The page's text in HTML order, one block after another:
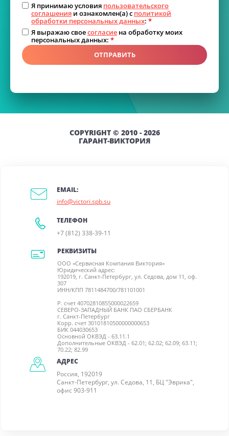
Я принимаю условия пользовательского
соглашения и ознакомлен(а) с политикой
обработки персональных данных: *
Я выражаю своесогласие на обработку моих
персональных данных: *
ОТПРАВИТЬ
COPYRIGHT © 2010 - 2026
ГАРАНТ-ВИКТОРИЯ
АДРЕС
Россия, 192019
Санкт-Петербург, ул. Седова, 11, БЦ "Эврика",
офис 903-911
EMAIL:
info@victori.spb.su
ТЕЛЕФОН
+7 (812) 338-39-11
РЕКВИЗИТЫ
ООО «Сервисная Компания Виктория»
Юридический адрес:
192019, г. Санкт-Петербург, ул. Седова, дом 11, оф.
307
ИНН/КПП 7811484700/781101001
Р. счет 40702810855000022659
СЕВЕРО-ЗАПАДНЫЙ БАНК ПАО СБЕРБАНК
г. Санкт-Петербург
Корр. счет 30101810500000000653
БИК 044030653
Основной ОКВЭД - 63.11.1
Дополнительные ОКВЭД - 62.01; 62.02; 62.09; 63.11;
70.22; 82.99